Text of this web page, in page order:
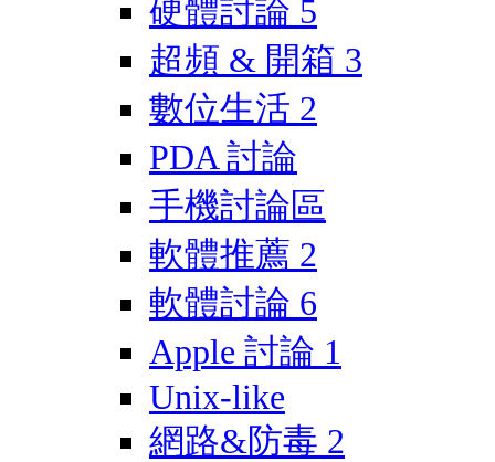
硬體討論 5
超頻 & 開箱 3
數位生活 2
PDA 討論
手機討論區
軟體推薦 2
軟體討論 6
Apple 討論 1
Unix-like
網路&防毒 2